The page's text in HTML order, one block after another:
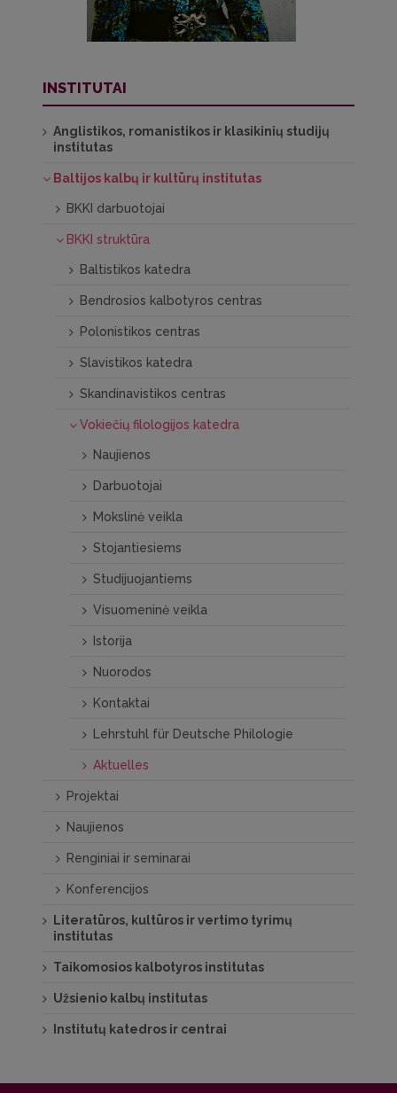
INSTITUTAI
Anglistikos, romanistikos ir klasikinių studijų
institutas
Baltijos kalbų ir kultūrų institutas
BKKI darbuotojai
BKKI struktūra
Baltistikos katedra
Bendrosios kalbotyros centras
Polonistikos centras
Slavistikos katedra
Skandinavistikos centras
Vokiečių filologijos katedra
Naujienos
Darbuotojai
Mokslinė veikla
Stojantiesiems
Studijuojantiems
Visuomeninė veikla
Istorija
Nuorodos
Kontaktai
Lehrstuhl für Deutsche Philologie
Aktuelles
Projektai
Naujienos
Renginiai ir seminarai
Konferencijos
Literatūros, kultūros ir vertimo tyrimų
institutas
Taikomosios kalbotyros institutas
Užsienio kalbų institutas
Institutų katedros ir centrai